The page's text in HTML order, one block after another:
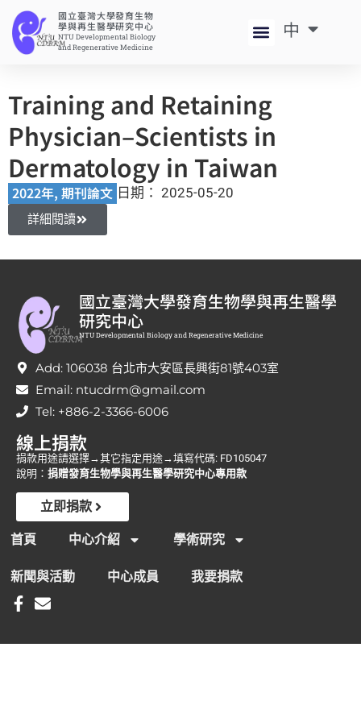
國立臺灣大學發育生物
學與再生醫學研究中心
NTU Developmental Biology
and Regenerative Medicine
中
EN
Training and Retaining
Physician‒Scientists in
Dermatology in Taiwan
2022年, 期刊論文 日期： 2025-05-20
詳細閱讀
國立臺灣大學發育生物學與再生醫學
研究中心
NTU Developmental Biology and Regenerative Medicine
Add: 106038 台北市大安區長興街81號403室
Email: ntucdrm@gmail.com
Tel: +886-2-3366-6006
線上捐款
捐款用途請選擇→其它指定用途→填寫代碼: FD105047
說明： 捐贈發育生物學與再生醫學研究中心專用款
立即捐款
首頁 中心介紹 學術研究
新聞與活動 中心成員 我要捐款